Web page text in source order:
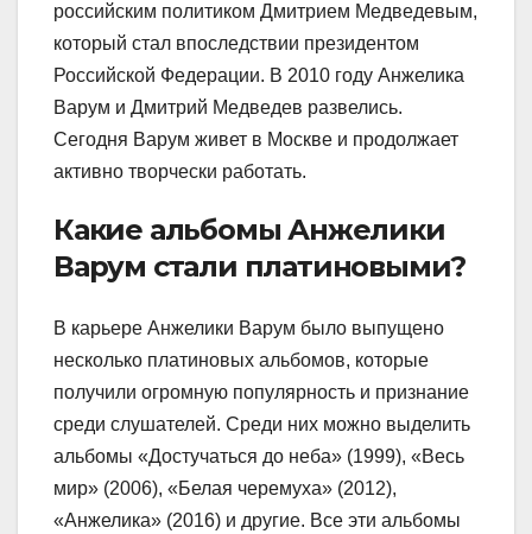
российским политиком Дмитрием Медведевым,
который стал впоследствии президентом
Российской Федерации. В 2010 году Анжелика
Варум и Дмитрий Медведев развелись.
Сегодня Варум живет в Москве и продолжает
активно творчески работать.
Какие альбомы Анжелики
Варум стали платиновыми?
В карьере Анжелики Варум было выпущено
несколько платиновых альбомов, которые
получили огромную популярность и признание
среди слушателей. Среди них можно выделить
альбомы «Достучаться до неба» (1999), «Весь
мир» (2006), «Белая черемуха» (2012),
«Анжелика» (2016) и другие. Все эти альбомы